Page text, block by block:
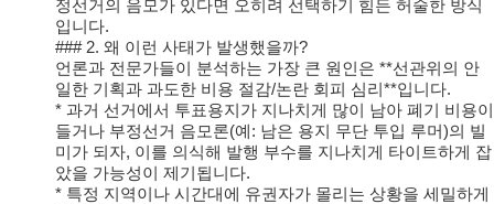
정선거의 음모가 있다면 오히려 선택하기 힘든 허술한 방식
입니다.
### 2. 왜 이런 사태가 발생했을까?
언론과 전문가들이 분석하는 가장 큰 원인은 **선관위의 안
일한 기획과 과도한 비용 절감/논란 회피 심리**입니다.
* 과거 선거에서 투표용지가 지나치게 많이 남아 폐기 비용이
들거나 부정선거 음모론(예: 남은 용지 무단 투입 루머)의 빌
미가 되자, 이를 의식해 발행 부수를 지나치게 타이트하게 잡
았을 가능성이 제기됩니다.
* 특정 지역이나 시간대에 유권자가 몰리는 상황을 세밀하게